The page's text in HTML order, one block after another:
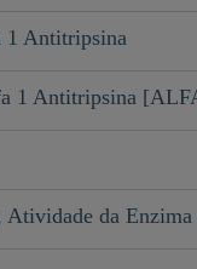
1 Antitripsina
1 Antitripsina
da Enzima